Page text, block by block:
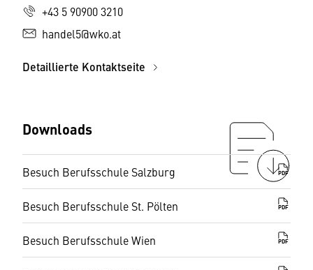
+43 5 90900 3210
handel5@wko.at
Detaillierte Kontaktseite
Downloads
Besuch Berufsschule Salzburg PDF
Besuch Berufsschule St. Pölten PDF
Besuch Berufsschule Wien PDF